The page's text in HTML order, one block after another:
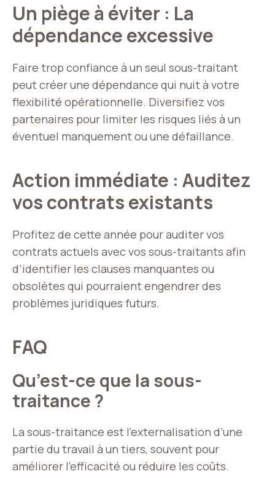
Un piège à éviter : La
dépendance excessive
Faire trop confiance à un seul sous-traitant
peut créer une dépendance qui nuit à votre
flexibilité opérationnelle. Diversifiez vos
partenaires pour limiter les risques liés à un
éventuel manquement ou une défaillance.
Action immédiate : Auditez
vos contrats existants
Profitez de cette année pour auditer vos
contrats actuels avec vos sous-traitants afin
d’identifier les clauses manquantes ou
obsolètes qui pourraient engendrer des
problèmes juridiques futurs.
FAQ
Qu’est-ce que la sous-
traitance ?
La sous-traitance est l’externalisation d’une
partie du travail à un tiers, souvent pour
améliorer l’efficacité ou réduire les coûts.